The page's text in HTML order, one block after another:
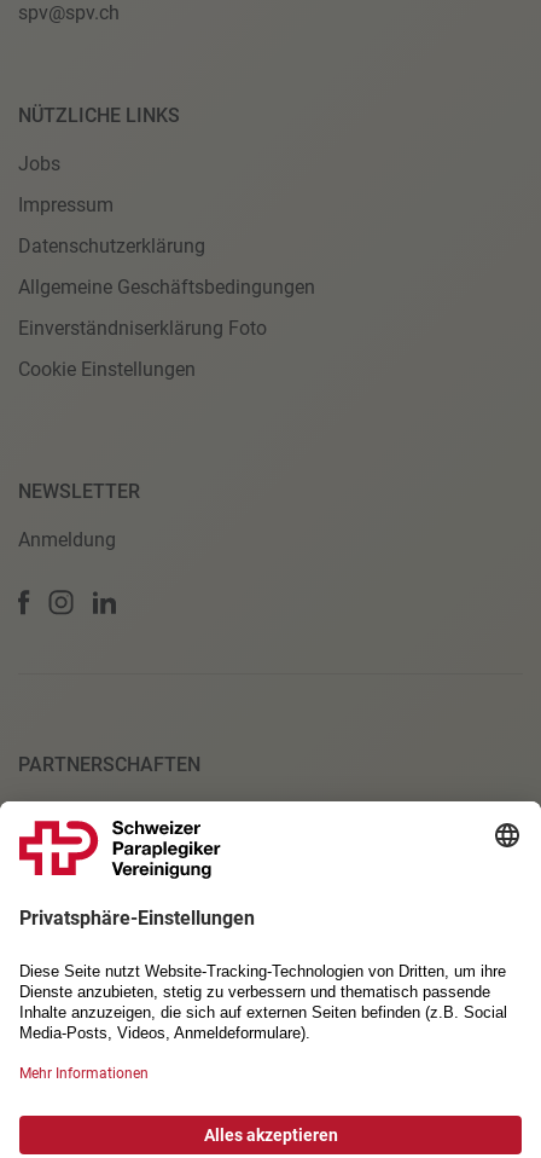
spv@spv.ch
NÜTZLICHE LINKS
Jobs
Impressum
Datenschutzerklärung
Allgemeine Geschäftsbedingungen
Einverständniserklärung Foto
Cookie Einstellungen
NEWSLETTER
Anmeldung
PARTNERSCHAFTEN